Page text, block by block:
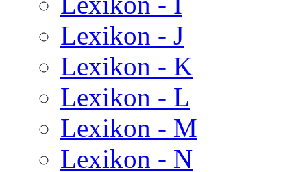
Lexikon - J
Lexikon - K
Lexikon - L
Lexikon - M
Lexikon - N